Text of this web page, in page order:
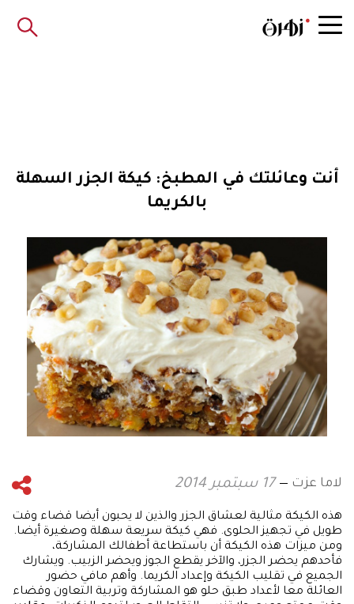
أنت وعائلتك في المطبخ: كيكة الجزر السهلة
بالكريما
لاما عزت 17 سبتمبر 2014
هذه الكيكة مثالية لعشاق الجزر والذين لا يحبون أيضا قضاء وقت
طويل في تجهيز الحلوى. فهي كيكة سريعة سهلة وصغيرة أيضا.
ومن ميزات هذه الكيكة أن باستطاعة أطفالك المشاركة،
فأحدهم يحضر الجزر، والآخر يقطع الجوز ويحضر الزبيب. ويشارك
الجميع في تقليب الكيكة وإعداد الكريما. وأهم مافي حضور
العائلة معا لأعداد طبق حلو هو المشاركة وتربية التعاون وقضاء